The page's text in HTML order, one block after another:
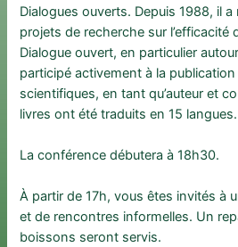
Dialogues ouverts. Depuis 1988, il
projets de recherche sur l’efficacité
Dialogue ouvert, en particulier
participé activement à la
scientifiques, en tant qu’auteur et
livres ont été traduits en 15 langues.
La conférence débutera à 18h30.
À partir de 17h, vous êtes invités à
et de rencontres informelles. Un
boissons seront servis.